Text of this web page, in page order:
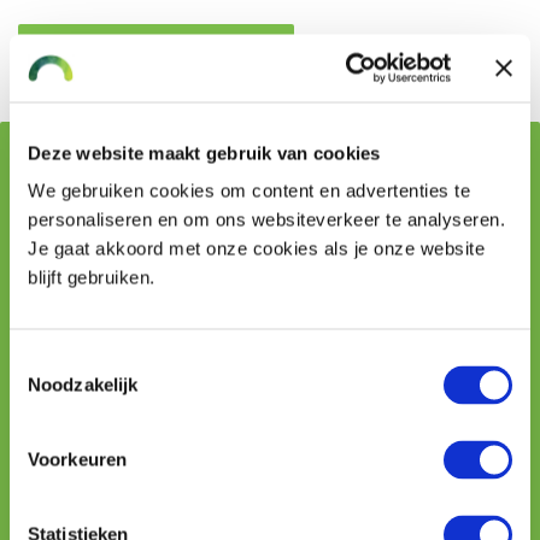
Deze website maakt gebruik van cookies
We gebruiken cookies om content en advertenties te
personaliseren en om ons websiteverkeer te analyseren.
Je gaat akkoord met onze cookies als je onze website
blijft gebruiken.
Noodzakelijk
Voorkeuren
Statistieken
Offerte garageverzekering
Waarom een garageverzekering bij VMD Koster?
✔
Wij brengen eerst alle risico’s goed in kaart
Zo sluit je eenvoudig de beste dekking af bij VMD